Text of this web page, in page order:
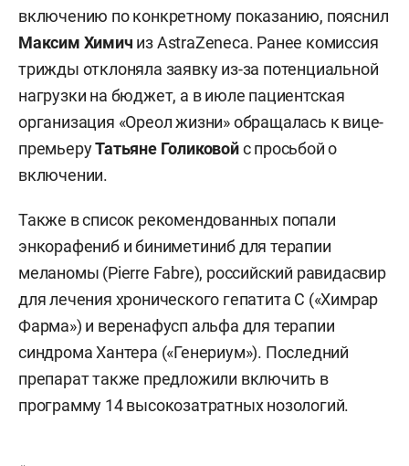
включению по конкретному показанию, пояснил
Максим Химич из AstraZeneca. Ранее комиссия
трижды отклоняла заявку из-за потенциальной
нагрузки на бюджет, а в июле пациентская
организация «Ореол жизни» обращалась к вице-
премьеруТатьяне Голиковойс просьбой о
включении.
Также в список рекомендованных попали
энкорафениб и биниметиниб для терапии
меланомы (Pierre Fabre), российский равидасвир
для лечения хронического гепатита С («Химрар
Фарма») и веренафусп альфа для терапии
синдрома Хантера («Генериум»). Последний
препарат также предложили включить в
программу 14 высокозатратных нозологий.